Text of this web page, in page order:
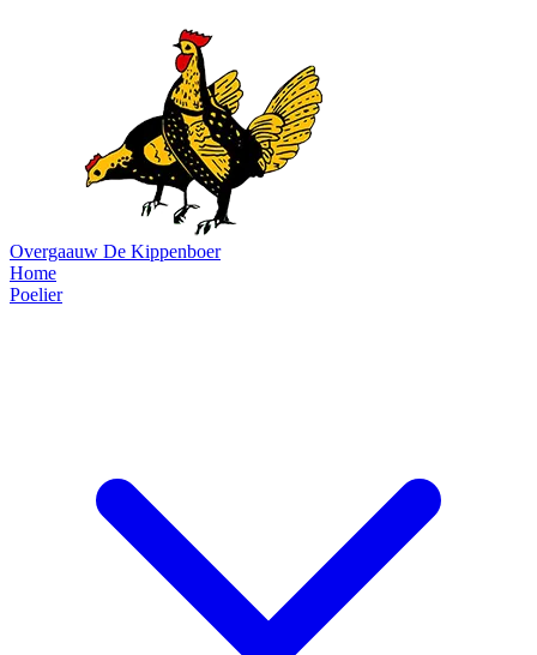
Overgaauw De Kippenboer
Home
Poelier